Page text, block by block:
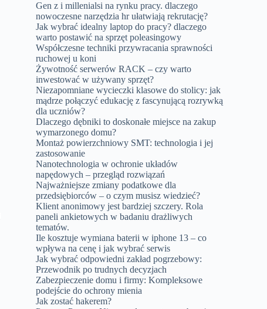
Gen z i millenialsi na rynku pracy. dlaczego
nowoczesne narzędzia hr ułatwiają rekrutację?
Jak wybrać idealny laptop do pracy? dlaczego
warto postawić na sprzęt poleasingowy
Współczesne techniki przywracania sprawności
ruchowej u koni
Żywotność serwerów RACK – czy warto
inwestować w używany sprzęt?
Niezapomniane wycieczki klasowe do stolicy: jak
mądrze połączyć edukację z fascynującą rozrywką
dla uczniów?
Dlaczego dębniki to doskonałe miejsce na zakup
wymarzonego domu?
Montaż powierzchniowy SMT: technologia i jej
zastosowanie
Nanotechnologia w ochronie układów
napędowych – przegląd rozwiązań
Najważniejsze zmiany podatkowe dla
przedsiębiorców – o czym musisz wiedzieć?
Klient anonimowy jest bardziej szczery. Rola
paneli ankietowych w badaniu drażliwych
tematów.
Ile kosztuje wymiana baterii w iphone 13 – co
wpływa na cenę i jak wybrać serwis
Jak wybrać odpowiedni zakład pogrzebowy:
Przewodnik po trudnych decyzjach
Zabezpieczenie domu i firmy: Kompleksowe
podejście do ochrony mienia
Jak zostać hakerem?